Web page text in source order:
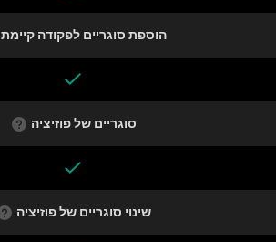
הוספת סוגריים לפקודה קיימת
סוגריים של פוזיציה
שינוי סוגריים של פוזיציה